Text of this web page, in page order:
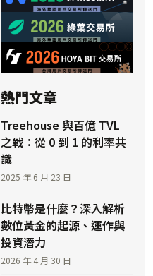
熱門文章
Treehouse 與百億 TVL
之戰：從 0 到 1 的利率共
識
2025 年 6 月 23 日
比特幣是什麼？深入解析
數位黃金的起源、運作與
投資潛力
2026 年 4 月 30 日